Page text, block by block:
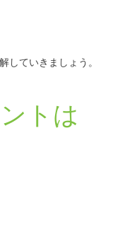
していきましょう。
トは